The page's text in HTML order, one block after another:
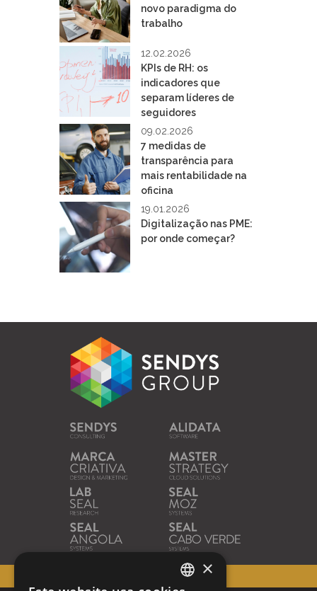
novo paradigma do
trabalho
12.02.2026
KPIs de RH: os
indicadores que
separam líderes de
seguidores
09.02.2026
7 medidas de
transparência para
mais rentabilidade na
oficina
19.01.2026
Digitalização nas PME:
por onde começar?
ANOS DE EXCELÊNCIA
×